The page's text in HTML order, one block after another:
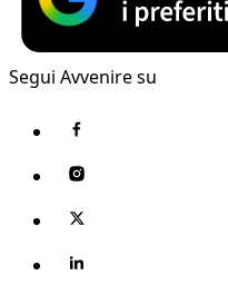
Segui Avvenire su